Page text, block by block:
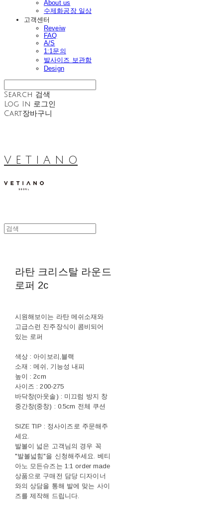
About us
수제화공장 일상
고객센터
Reveiw
FAQ
A/S
1:1문의
발사이즈 보관함
Design
Search 검색
Log In 로그인
Cart장바구니
V E T I A N O
라탄 크리스탈 라운드
로퍼 2c
시원해보이는 라탄 메쉬소재와
고급스런 진주장식이 콤비되어
있는 로퍼
색상 : 아이보리,블랙
소재 : 메쉬, 기능성 내피
높이 : 2cm
사이즈 : 200-275
바닥창(아웃솔) : 미끄럼 방지 창
중간창(중창) : 0.5cm 전체 쿠션
SIZE TIP : 정사이즈로 주문해주
세요.
발볼이 넓은 고객님의 경우 꼭
"발볼넓힘"을 신청해주세요. 베티
아노 모든슈즈는 1:1 order made
상품으로 구매전 담당 디자이너
와의 상담을 통해 발에 맞는 사이
즈를 제작해 드립니다.